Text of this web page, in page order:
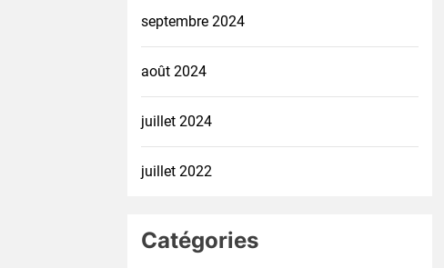
septembre 2024
août 2024
juillet 2024
juillet 2022
Catégories